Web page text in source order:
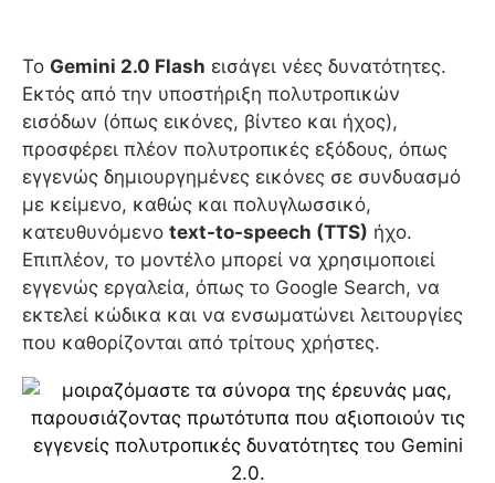
Το Gemini 2.0 Flash εισάγει νέες δυνατότητες.
Εκτός από την υποστήριξη πολυτροπικών
εισόδων (όπως εικόνες, βίντεο και ήχος),
προσφέρει πλέον πολυτροπικές εξόδους, όπως
εγγενώς δημιουργημένες εικόνες σε συνδυασμό
με κείμενο, καθώς και πολυγλωσσικό,
κατευθυνόμενο text-to-speech (TTS) ήχο.
Επιπλέον, το μοντέλο μπορεί να χρησιμοποιεί
εγγενώς εργαλεία, όπως το Google Search, να
εκτελεί κώδικα και να ενσωματώνει λειτουργίες
που καθορίζονται από τρίτους χρήστες.